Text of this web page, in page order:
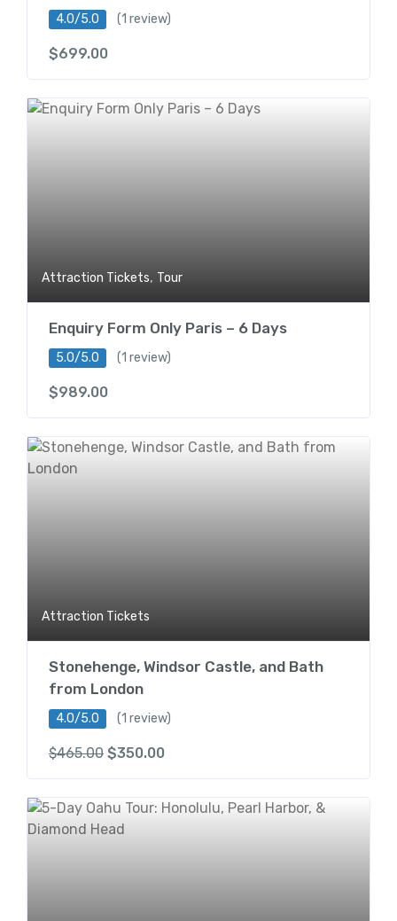
4.0/5.0 (1 review)
$699.00
Attraction Tickets, Tour
Enquiry Form Only Paris – 6 Days
5.0/5.0 (1 review)
$989.00
Attraction Tickets
Stonehenge, Windsor Castle, and Bath
from London
4.0/5.0 (1 review)
$465.00 $350.00